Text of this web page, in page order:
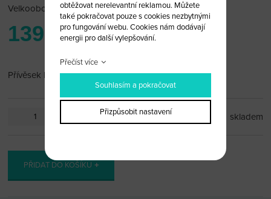
Velkoobchodní cena: po přihlášení
139 Kč
Přívěsek Ferrari
skladem
PŘIDAT DO KOŠÍKU
obtěžovat nerelevantní reklamou. Můžete
také pokračovat pouze s cookies nezbytnými
pro fungování webu. Cookies nám dodávají
energii pro další vylepšování.
Přečíst více
Souhlasím a pokračovat
Přizpůsobit nastavení